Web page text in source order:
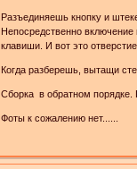
Разъединяешь кнопку и
Непосредственно
клавиши. И вот это
Когда разберешь, вытащи
Сборка в обратном порядке.
Фоты к сожалению нет......